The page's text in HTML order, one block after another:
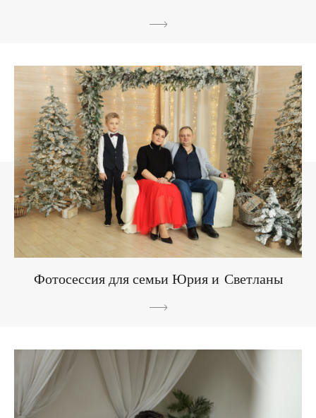
Фотосессия для семьи Юрия и Светланы